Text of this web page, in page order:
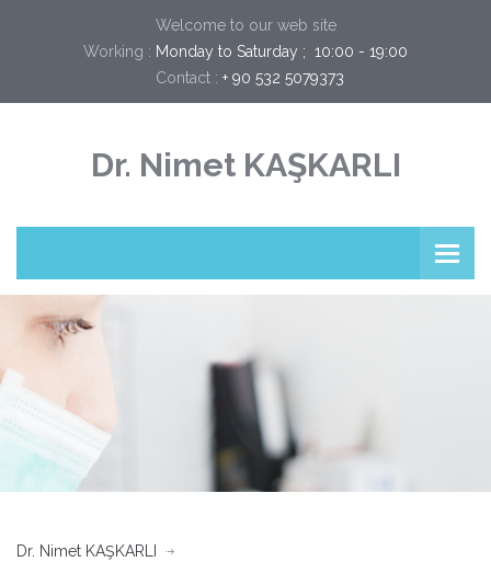
Welcome to our web site
Working : Monday to Saturday ;  10:00 - 19:00
Contact : + 90 532 5079373
Dr. Nimet KAŞKARLI
Dr. Nimet KAŞKARLI